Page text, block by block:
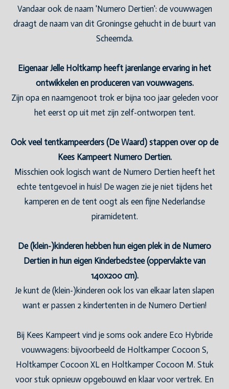
Vandaar ook de naam 'Numero Dertien': de vouwwagen
draagt de naam van dit Groningse gehucht in de buurt van
Scheemda.
Eigenaar Jelle Holtkamp heeft jarenlange ervaring in het
ontwikkelen en produceren van vouwwagens.
Zijn opa en naamgenoot trok er bijna 100 jaar geleden voor
het eerst op uit met zijn zelf-ontworpen tent.
Ook veel tentkampeerders (De Waard) stappen over op de
Kees Kampeert Numero Dertien.
Misschien ook logisch want de Numero Dertien heeft het
echte tentgevoel in huis! De wagen zie je niet tijdens het
kamperen en de tent oogt als een fijne Nederlandse
piramidetent.
De (klein-)kinderen hebben hun eigen plek in de Numero
Dertien in hun eigen Kinderbedstee (oppervlakte van
140x200 cm).
Je kunt de (klein-)kinderen ook los van elkaar laten slapen
want er passen 2 kindertenten in de Numero Dertien!
Bij Kees Kampeert vind je soms ook andere Eco Hybride
vouwwagens: bijvoorbeeld de Holtkamper Cocoon S,
Holtkamper Cocoon XL en Holtkamper Cocoon M. Stuk
voor stuk opnieuw opgebouwd en klaar voor vertrek. En